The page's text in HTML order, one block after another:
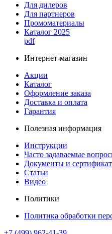
Для дилеров
Для партнеров
Промоматериалы
Каталог 2025
pdf
Интернет-магазин
Акции
Каталог
Оформление заказа
Доставка и оплата
Гарантия
Полезная информация
Инструкции
Часто задаваемые
Документы и
Статьи
Видео
Политики
Политика обработки